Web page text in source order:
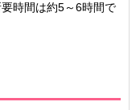
時間は約5～6時間で